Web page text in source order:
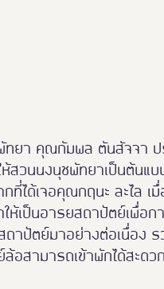
ยา คุณกัมพล ตันสัจจา ป
วนนงนุชพัทยาเป็นต้นแบ
กที่ได้เจอคุณกฤนะ ละไล
เป็นอารยสถาปัตย์เพื่อก
าปัตย์มาอย่างต่อเนื่อง ร
อสามารถเข้าพักได้สะดว